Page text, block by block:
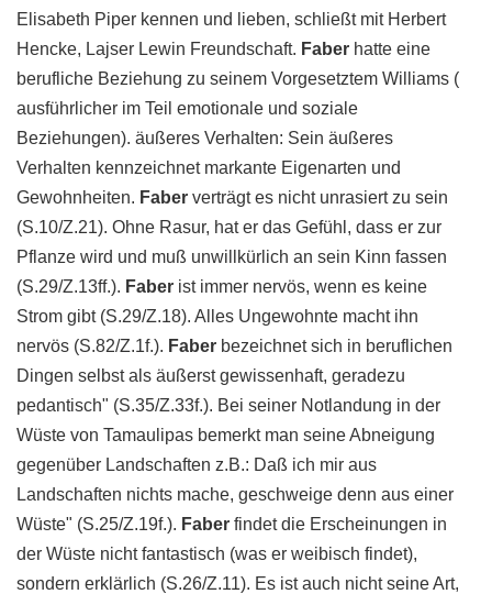
Elisabeth Piper kennen und lieben, schließt mit Herbert
Hencke, Lajser Lewin Freundschaft. Faber hatte eine
berufliche Beziehung zu seinem Vorgesetztem Williams (
ausführlicher im Teil emotionale und soziale
Beziehungen). äußeres Verhalten: Sein äußeres
Verhalten kennzeichnet markante Eigenarten und
Gewohnheiten. Faber verträgt es nicht unrasiert zu sein
(S.10/Z.21). Ohne Rasur, hat er das Gefühl, dass er zur
Pflanze wird und muß unwillkürlich an sein Kinn fassen
(S.29/Z.13ff.). Faber ist immer nervös, wenn es keine
Strom gibt (S.29/Z.18). Alles Ungewohnte macht ihn
nervös (S.82/Z.1f.). Faber bezeichnet sich in beruflichen
Dingen selbst als äußerst gewissenhaft, geradezu
pedantisch" (S.35/Z.33f.). Bei seiner Notlandung in der
Wüste von Tamaulipas bemerkt man seine Abneigung
gegenüber Landschaften z.B.: Daß ich mir aus
Landschaften nichts mache, geschweige denn aus einer
Wüste" (S.25/Z.19f.). Faber findet die Erscheinungen in
der Wüste nicht fantastisch (was er weibisch findet),
sondern erklärlich (S.26/Z.11). Es ist auch nicht seine Art,